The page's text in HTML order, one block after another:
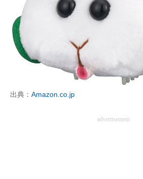
ビジネスと働き方のヒント
企業ITのトレンドを詳説
経営リーダーのコミュニティ
マーケ×ITの今がよく分かる
出典： Amazon.co.jp
advertisement